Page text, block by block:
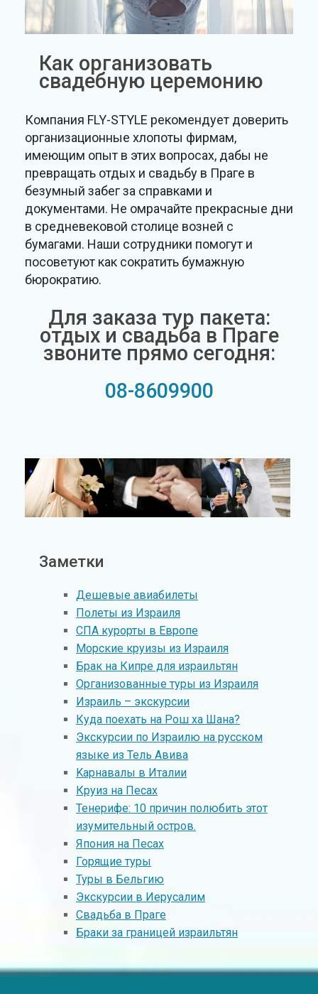
Как организовать
свадебную церемонию
Компания FLY-STYLE рекомендует доверить
организационные хлопоты фирмам,
имеющим опыт в этих вопросах, дабы не
превращать отдых и свадьбу в Праге в
безумный забег за справками и
документами. Не омрачайте прекрасные дни
в средневековой столице возней с
бумагами. Наши сотрудники помогут и
посоветуют как сократить бумажную
бюрократию.
Для заказа тур пакета:
отдых и свадьба в Праге
звоните прямо сегодня:
08-8609900
Заметки
Дешевые авиабилеты
Полеты из Израиля
СПА курорты в Европе
Морские круизы из Израиля
Брак на Кипре для израильтян
Организованные туры из Израиля
Израиль – экскурсии
Куда поехать на Рош ха Шана?
Экскурсии по Израилю на русском
языке из Тель Авива
Kарнавалы в Италии
Круиз на Песах
Тенерифе: 10 причин полюбить этот
изумительный остров.
Япония на Песах
Горящие туры
Туры в Бельгию
Экскурсии в Иерусалим
Свадьба в Праге
Браки за границей израильтян